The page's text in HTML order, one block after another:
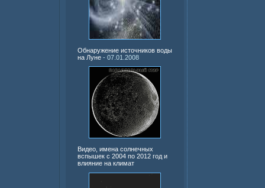
Обнаружение источников воды
на Луне - 07.01.2008
Видео, имена солнечных
вспышек с 2004 по 2012 год и
влияние на климат